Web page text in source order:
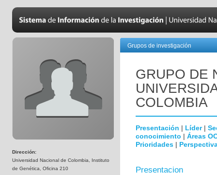
Dirección:
Universidad Nacional de Colombia, Instituto
de Genética, Oficina 210
Grupos de investigación
GRUPO DE
COLOMBIA
Presentación | Líder|
conocimiento | Áreas
Prioridades |
Presentacion